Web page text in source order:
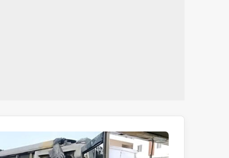
تلنگانہ:
دہلی